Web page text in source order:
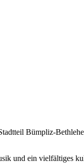
Bümpliz-
und ein vielfältiges